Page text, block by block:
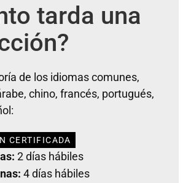
tarda una
de los idiomas comunes,
chino, francés, portugués,
CERTIFICADA
2 días hábiles
4 días hábiles